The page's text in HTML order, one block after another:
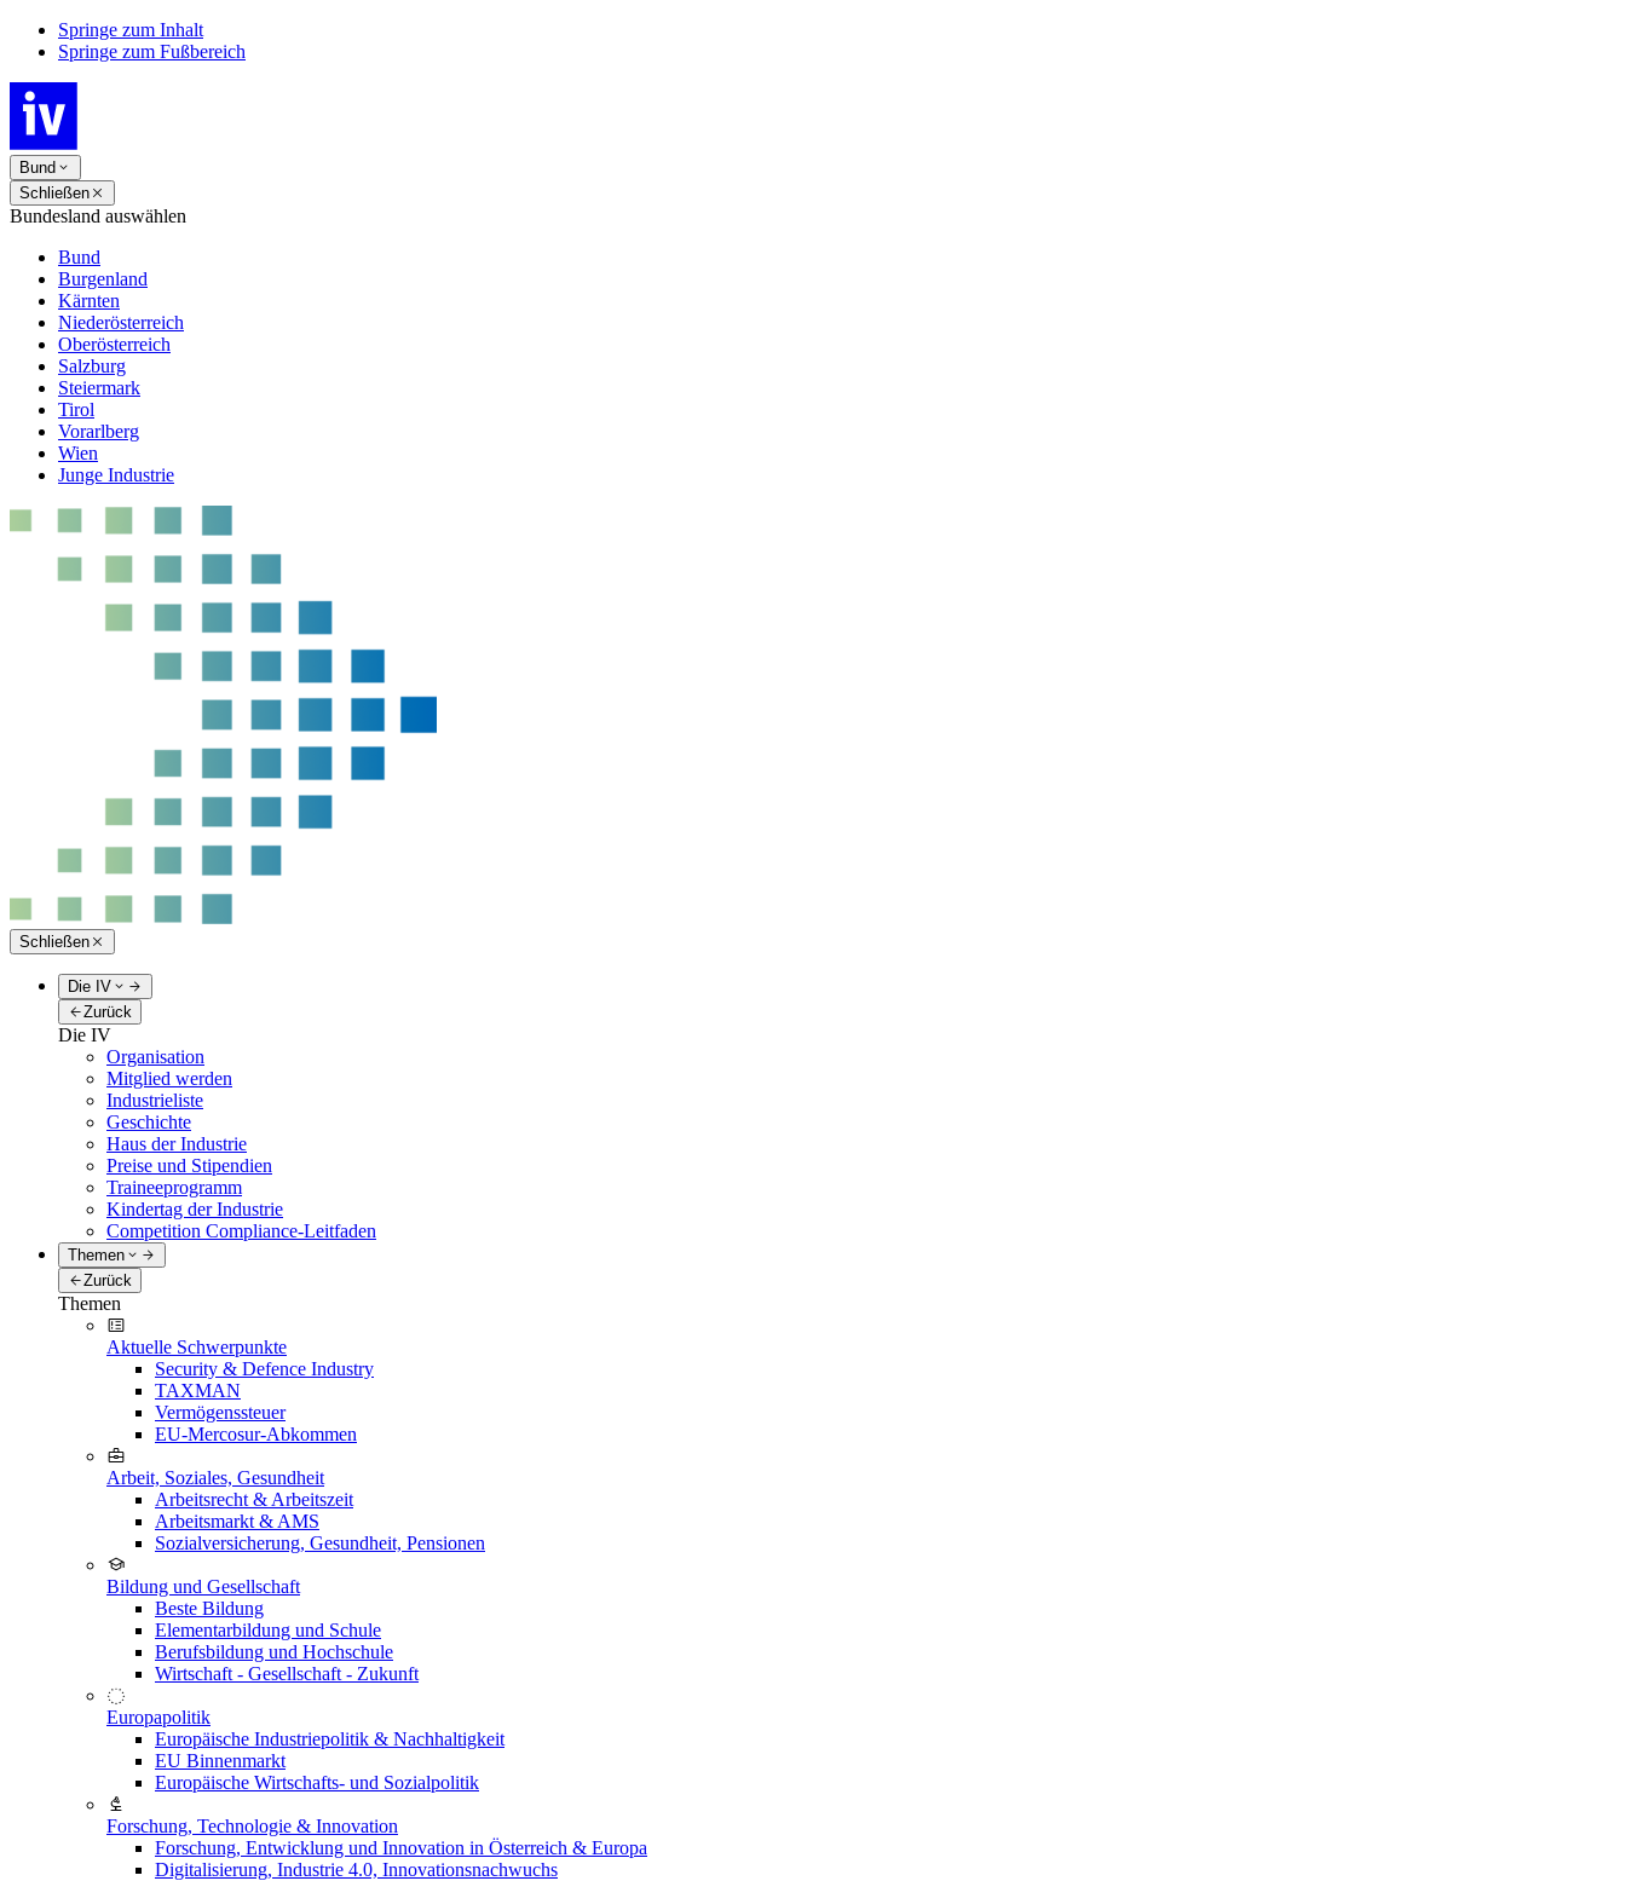
Springe zum Inhalt
Springe zum Fußbereich
Bund
Schließen
Bundesland auswählen
Bund
Burgenland
Kärnten
Niederösterreich
Oberösterreich
Salzburg
Steiermark
Tirol
Vorarlberg
Wien
Junge Industrie
Schließen
Die IV
Zurück
Die IV
Organisation
Mitglied werden
Industrieliste
Geschichte
Haus der Industrie
Preise und Stipendien
Traineeprogramm
Kindertag der Industrie
Competition Compliance-Leitfaden
Themen
Zurück
Themen
Aktuelle Schwerpunkte
Security & Defence Industry
TAXMAN
Vermögenssteuer
EU-Mercosur-Abkommen
Arbeit, Soziales, Gesundheit
Arbeitsrecht & Arbeitszeit
Arbeitsmarkt & AMS
Sozialversicherung, Gesundheit, Pensionen
Bildung und Gesellschaft
Beste Bildung
Elementarbildung und Schule
Berufsbildung und Hochschule
Wirtschaft - Gesellschaft - Zukunft
Europapolitik
Europäische Industriepolitik & Nachhaltigkeit
EU Binnenmarkt
Europäische Wirtschafts- und Sozialpolitik
Forschung, Technologie & Innovation
Forschung, Entwicklung und Innovation in Österreich & Europa
Digitalisierung, Industrie 4.0, Innovationsnachwuchs